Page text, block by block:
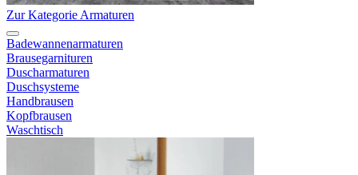
Zur Kategorie Armaturen
Badewannenarmaturen
Brausegarnituren
Duscharmaturen
Duschsysteme
Handbrausen
Kopfbrausen
Waschtisch